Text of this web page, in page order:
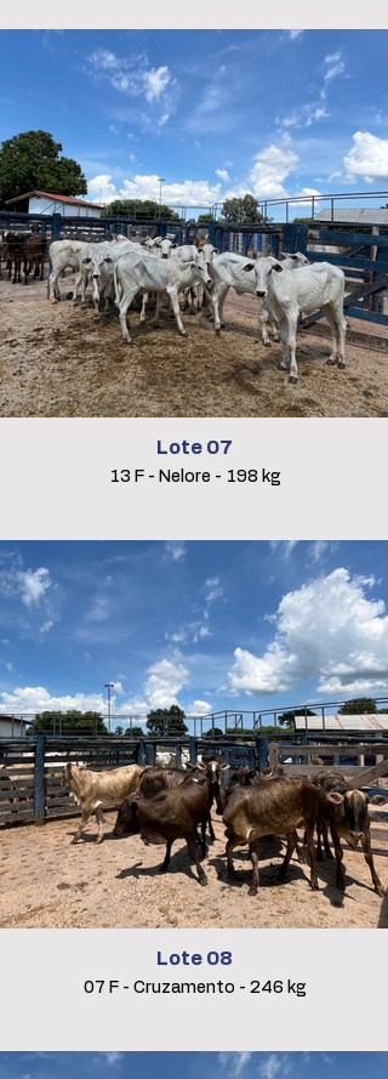
Lote 07
13 F - Nelore - 198 kg
Lote 08
07 F - Cruzamento - 246 kg